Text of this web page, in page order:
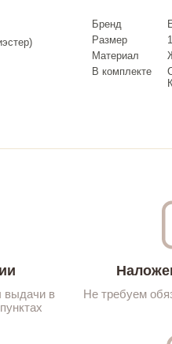
Бренд
Размер
Материал
В комплекте
выдачи в
Не требуем